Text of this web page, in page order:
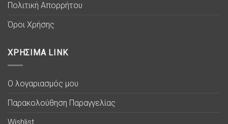
Πολιτική Απορρήτου
Όροι Χρήσης
ΧΡΗΣΙΜΑ LINK
Ο λογαριασμός μου
Παρακολούθηση Παραγγελίας